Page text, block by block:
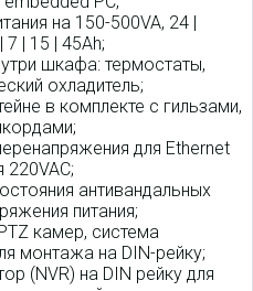
на 150-500VA, 24 |
7 | 15 | 45Ah;
шкафа: термостаты,
охладитель;
в комплекте с гильзами,
для Ethernet
220VAC;
антивандальных
питания;
камер, система
монтажа на DIN-рейку;
(NVR) на DIN рейку для